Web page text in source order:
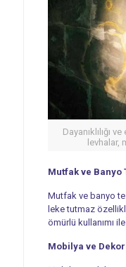
Dayanıklılığı
levhalar,
Mutfak ve Banyo
Mutfak ve banyo
leke tutmaz
ömürlü kullanımı
Mobilya ve